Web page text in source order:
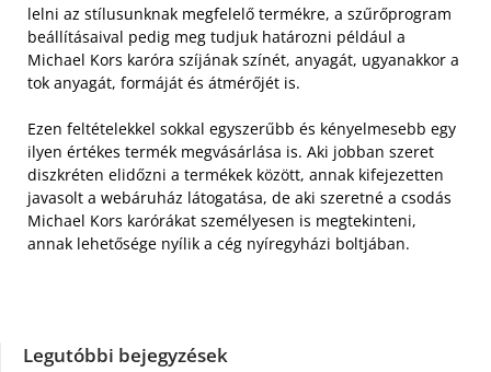
lelni az stílusunknak megfelelő termékre, a szűrőprogram
beállításaival pedig meg tudjuk határozni például a
Michael Kors karóra szíjának színét, anyagát, ugyanakkor a
tok anyagát, formáját és átmérőjét is.
Ezen feltételekkel sokkal egyszerűbb és kényelmesebb egy
ilyen értékes termék megvásárlása is. Aki jobban szeret
diszkréten elidőzni a termékek között, annak kifejezetten
javasolt a webáruház látogatása, de aki szeretné a csodás
Michael Kors karórákat személyesen is megtekinteni,
annak lehetősége nyílik a cég nyíregyházi boltjában.
Legutóbbi bejegyzések